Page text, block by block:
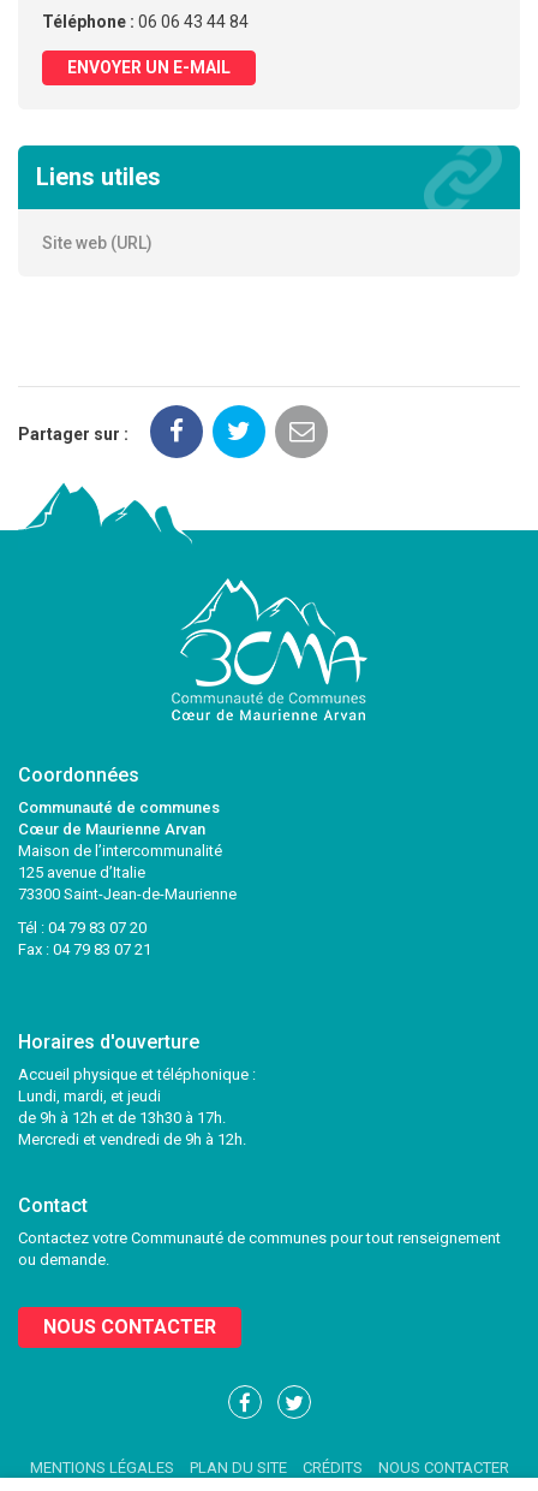
Téléphone : 06 06 43 44 84
ENVOYER UN E-MAIL
Liens utiles
Site web (URL)
Partager sur :
Coordonnées
Communauté de communes
Cœur de Maurienne Arvan
Maison de l’intercommunalité
125 avenue d’Italie
73300 Saint-Jean-de-Maurienne
Tél : 04 79 83 07 20
Fax : 04 79 83 07 21
Horaires d'ouverture
Accueil physique et téléphonique :
Lundi, mardi, et jeudi
de 9h à 12h et de 13h30 à 17h.
Mercredi et vendredi de 9h à 12h.
Contact
Contactez votre Communauté de communes pour tout renseignement
ou demande.
NOUS CONTACTER
Lien
compte
Lien
compte
MENTIONS LÉGALES PLAN DU SITE CRÉDITS NOUS CONTACTER